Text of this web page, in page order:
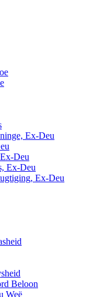
Ex-Deu
Deu
Ex-Deu
Ex-Deu
Beloon
Weë